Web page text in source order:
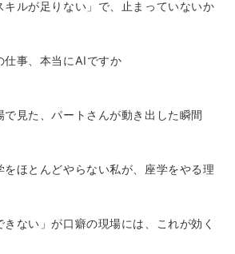
キルが足りない」で、止まっていないか
仕事、本当にAIですか
で見た、パートさんが動き出した瞬間
をほとんどやらない私が、座学をやる理
きない」が口癖の現場には、これが効く